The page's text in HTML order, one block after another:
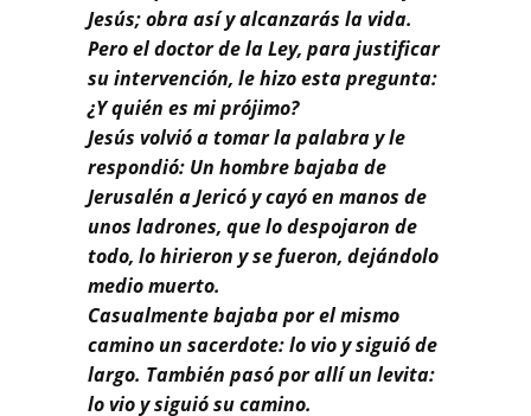
Jesús; obra así y alcanzarás la vida.
Pero el doctor de la Ley, para justificar
su intervención, le hizo esta pregunta:
¿Y quién es mi prójimo?
Jesús volvió a tomar la palabra y le
respondió: Un hombre bajaba de
Jerusalén a Jericó y cayó en manos de
unos ladrones, que lo despojaron de
todo, lo hirieron y se fueron, dejándolo
medio muerto.
Casualmente bajaba por el mismo
camino un sacerdote: lo vio y siguió de
largo. También pasó por allí un levita:
lo vio y siguió su camino.